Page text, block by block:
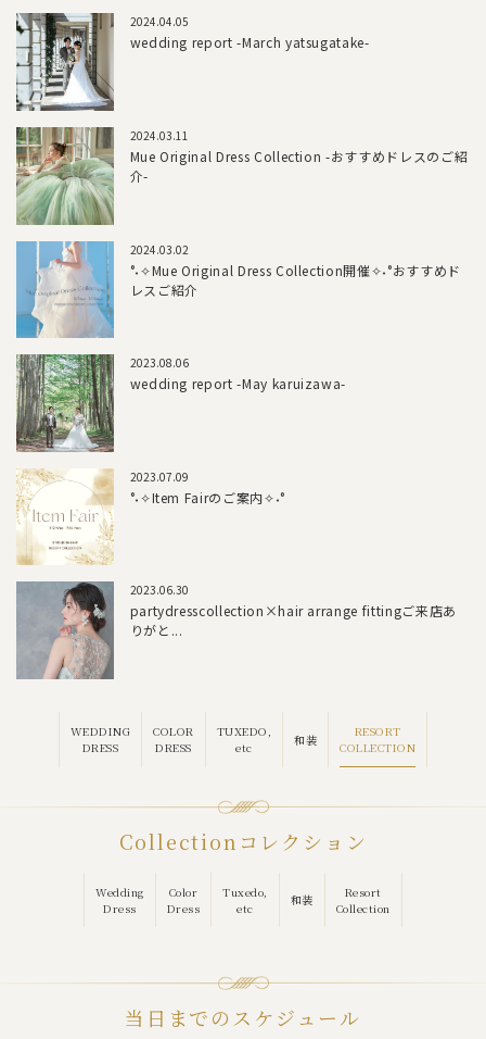
2024.04.05
wedding report -March yatsugatake-
2024.03.11
Mue Original Dress Collection -おすすめドレスのご紹
介-
2024.03.02
°˖✧Mue Original Dress Collection開催✧˖°おすすめド
レスご紹介
2023.08.06
wedding report -May karuizawa-
2023.07.09
°˖✧Item Fairのご案内✧˖°
2023.06.30
partydresscollection×hair arrange fittingご来店あ
りがと...
WEDDING
DRESS
COLOR
DRESS
TUXEDO,
etc
和装
RESORT
COLLECTION
Collection コレクション
Wedding
Dress
Color
Dress
Tuxedo,
etc
和装
Resort
Collection
当日までのスケジュール